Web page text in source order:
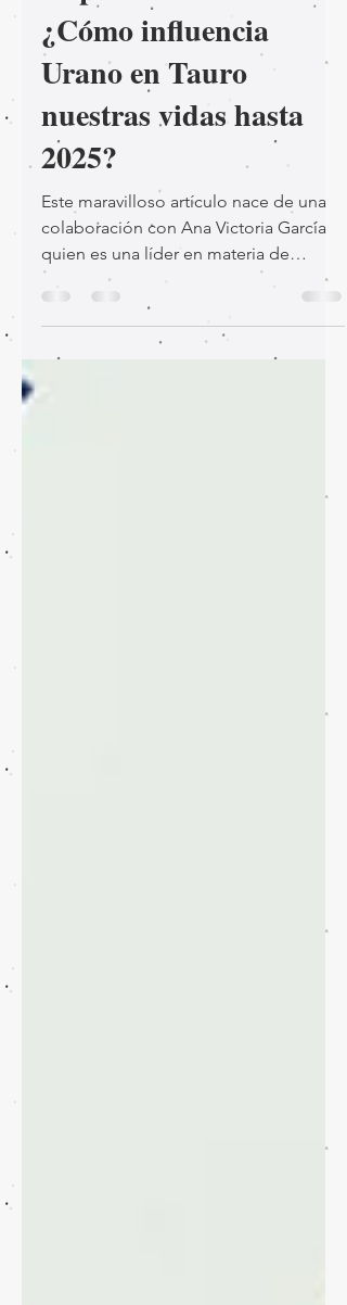
Cambios, innovación y
emprendimiento
¿Cómo influencia
Urano en Tauro
nuestras vidas hasta
2025?
Este maravilloso artículo nace de una
colaboración con Ana Victoria García
quien es una líder en materia de
emprendimiento, liderazgo y...